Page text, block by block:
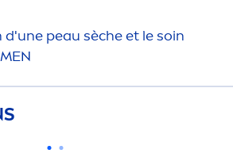
d'une peau sèche et le soin
MEN